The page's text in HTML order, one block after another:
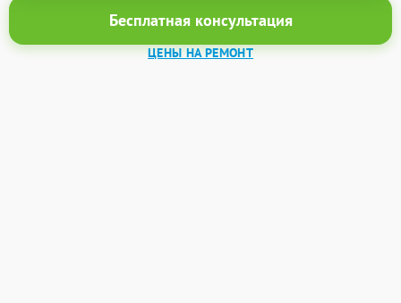
Бесплатная консультация
ЦЕНЫ НА РЕМОНТ